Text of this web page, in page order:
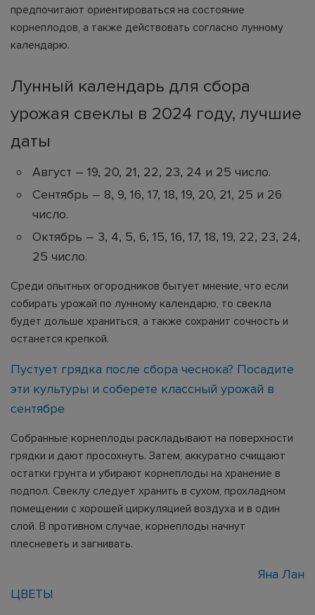
предпочитают ориентироваться на состояние
корнеплодов, а также действовать согласно лунному
календарю.
Лунный календарь для сбора
урожая свеклы в 2024 году, лучшие
даты
Август – 19, 20, 21, 22, 23, 24 и 25 число.
Сентябрь – 8, 9, 16, 17, 18, 19, 20, 21, 25 и 26
число.
Октябрь – 3, 4, 5, 6, 15, 16, 17, 18, 19, 22, 23, 24,
25 число.
Среди опытных огородников бытует мнение, что если
собирать урожай по лунному календарю, то свекла
будет дольше храниться, а также сохранит сочность и
останется крепкой.
Пустует грядка после сбора чеснока? Посадите
эти культуры и соберете классный урожай в
сентябре
Собранные корнеплоды раскладывают на поверхности
грядки и дают просохнуть. Затем, аккуратно счищают
остатки грунта и убирают корнеплоды на хранение в
подпол. Свеклу следует хранить в сухом, прохладном
помещении с хорошей циркуляцией воздуха и в один
слой. В противном случае, корнеплоды начнут
плесневеть и загнивать.
Яна Лан
ЦВЕТЫ